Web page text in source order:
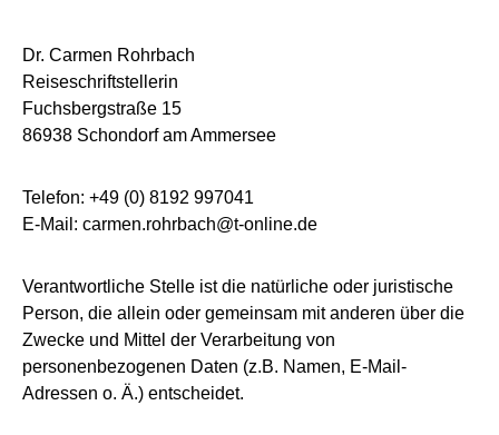
Dr. Carmen Rohrbach
Reiseschriftstellerin
Fuchsbergstraße 15
86938 Schondorf am Ammersee
Telefon: +49 (0) 8192 997041
E-Mail: carmen.rohrbach@t-online.de
Verantwortliche Stelle ist die natürliche oder juristische
Person, die allein oder gemeinsam mit anderen über die
Zwecke und Mittel der Verarbeitung von
personenbezogenen Daten (z.B. Namen, E-Mail-
Adressen o. Ä.) entscheidet.